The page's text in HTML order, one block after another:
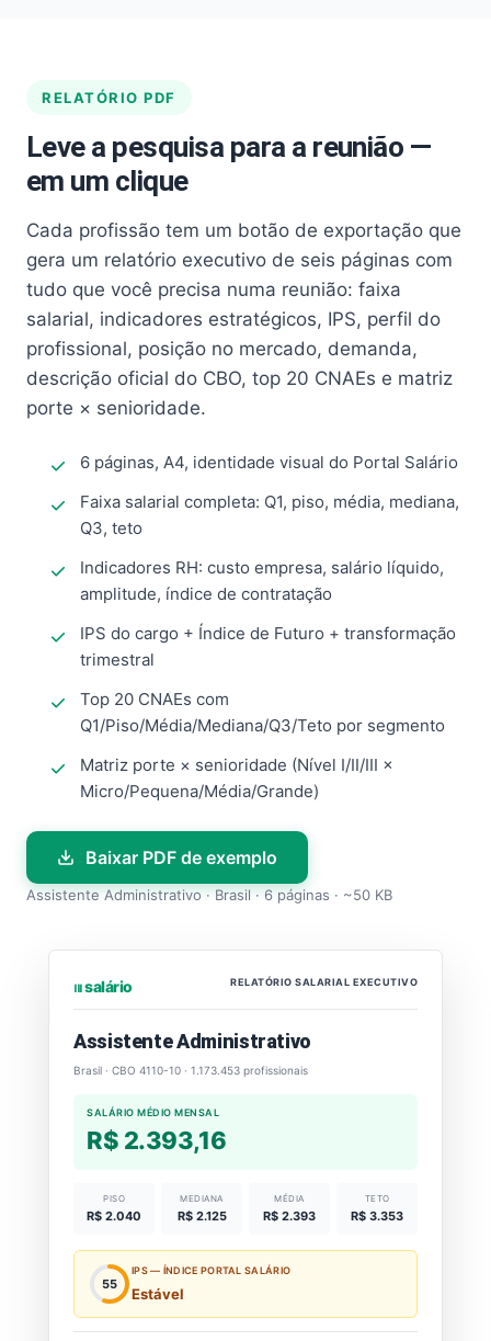
RELATÓRIO PDF
Leve a pesquisa para a reunião —
em um clique
Cada profissão tem um botão de exportação que
gera um relatório executivo de seis páginas com
tudo que você precisa numa reunião: faixa
salarial, indicadores estratégicos, IPS, perfil do
profissional, posição no mercado, demanda,
descrição oficial do CBO, top 20 CNAEs e matriz
porte × senioridade.
6 páginas, A4, identidade visual do Portal Salário
Faixa salarial completa: Q1, piso, média, mediana,
Q3, teto
Indicadores RH: custo empresa, salário líquido,
amplitude, índice de contratação
IPS do cargo + Índice de Futuro + transformação
trimestral
Top 20 CNAEs com
Q1/Piso/Média/Mediana/Q3/Teto por segmento
Matriz porte × senioridade (Nível I/II/III ×
Micro/Pequena/Média/Grande)
Baixar PDF de exemplo
Assistente Administrativo · Brasil · 6 páginas · ~50 KB
⏐⏐⏐ salário RELATÓRIO SALARIAL EXECUTIVO
Assistente Administrativo
Brasil · CBO 4110-10 · 1.173.453 profissionais
SALÁRIO MÉDIO MENSAL
R$ 2.393,16
PISO
R$ 2.040
MEDIANA
R$ 2.125
MÉDIA
R$ 2.393
TETO
R$ 3.353
55
IPS — ÍNDICE PORTAL SALÁRIO
Estável